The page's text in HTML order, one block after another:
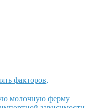
факторов,
молочную ферму